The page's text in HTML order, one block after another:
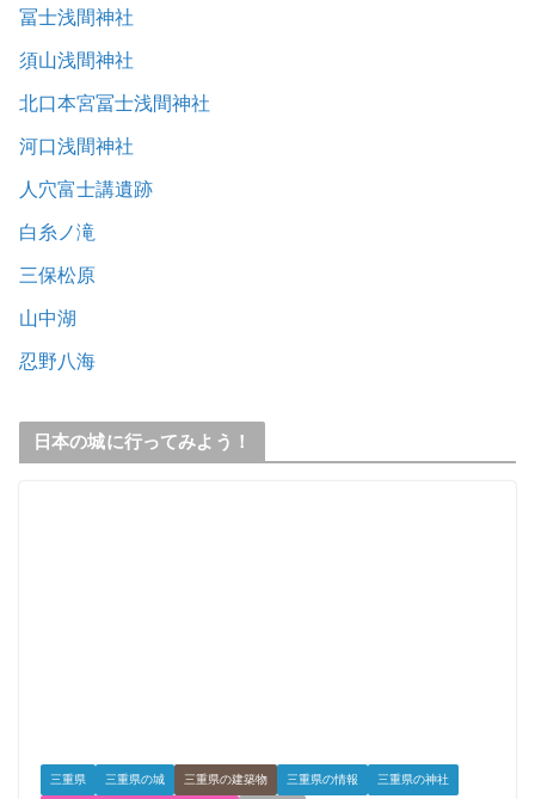
冨士浅間神社
須山浅間神社
北口本宮冨士浅間神社
河口浅間神社
人穴富士講遺跡
白糸ノ滝
三保松原
山中湖
忍野八海
日本の城に行ってみよう！
三重県 三重県の城 三重県の建築物 三重県の情報 三重県の神社